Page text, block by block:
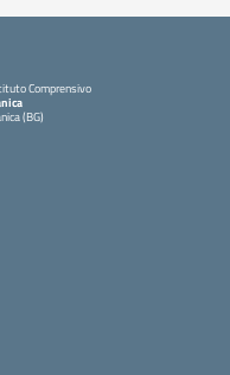
Comprensivo
(BG)